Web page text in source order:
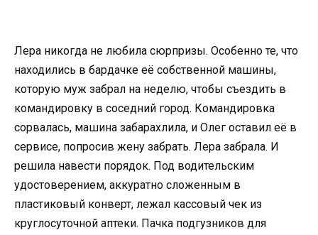
Лера никогда не любила сюрпризы. Особенно те, что
находились в бардачке её собственной машины,
которую муж забрал на неделю, чтобы съездить в
командировку в соседний город. Командировка
сорвалась, машина забарахлила, и Олег оставил её в
сервисе, попросив жену забрать. Лера забрала. И
решила навести порядок. Под водительским
удостоверением, аккуратно сложенным в
пластиковый конверт, лежал кассовый чек из
круглосуточной аптеки. Пачка подгузников для